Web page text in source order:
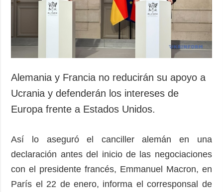
Deportes
Desastres y
ADICIONAL
Podcasts
Publicaciones
Fotos
Video
Releases
SERVICIOS
Suscripción
Banco de
imágenes
Alemania y Francia no reducirán su apoyo a
Ucrania y defenderán los intereses de
Europa frente a Estados Unidos.
Así lo aseguró el canciller alemán en una
declaración antes del inicio de las negociaciones
con el presidente francés, Emmanuel Macron, en
París el 22 de enero, informa el corresponsal de